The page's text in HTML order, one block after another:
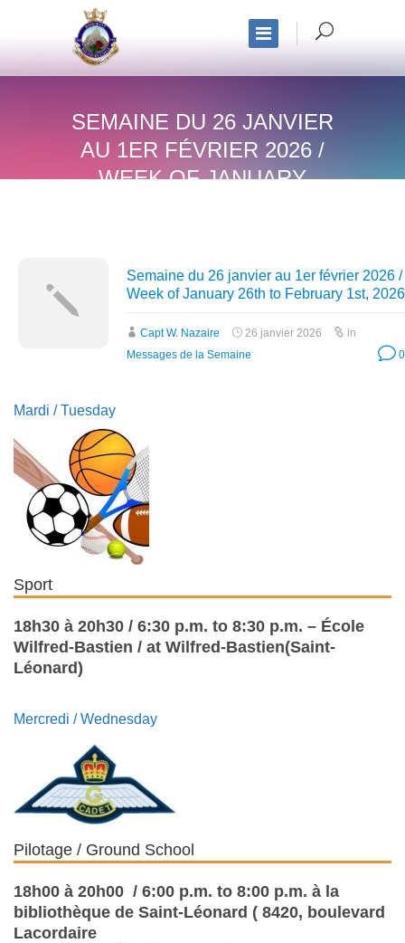
SEMAINE DU 26 JANVIER
AU 1ER FÉVRIER 2026 /
WEEK OF JANUARY
Semaine du 26 janvier au 1er février 2026 /
Week of January 26th to February 1st, 2026
Capt W. Nazaire 26 janvier 2026
in
Messages de la Semaine
0
Mardi / Tuesday
Sport
18h30 à 20h30 / 6:30 p.m. to 8:30 p.m. – École
Wilfred-Bastien / at Wilfred-Bastien(Saint-
Léonard)
Mercredi / Wednesday
Pilotage / Ground School
18h00 à 20h00 / 6:00 p.m. to 8:00 p.m. à la
bibliothèque de Saint-Léonard ( 8420, boulevard
Lacordaire